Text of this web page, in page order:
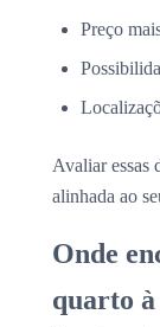
Preço
Avaliar essas
alinhada ao
Onde
quarto à